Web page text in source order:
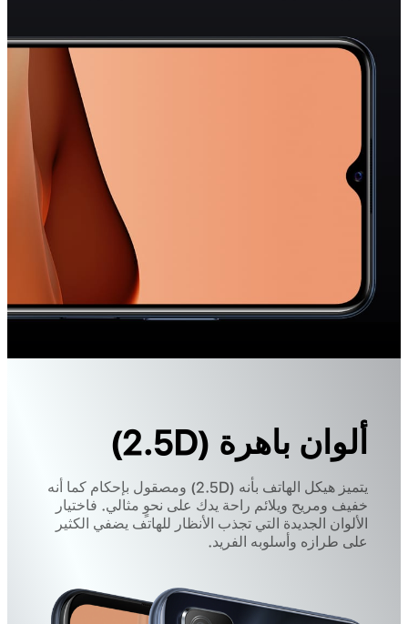
ألوان باهرة (2.5D)
يتميز هيكل الهاتف بأنه (2.5D) ومصقول بإحكام كما أنه
خفيف ومريح ويلائم راحة يدك على نحوٍ مثالي. فاختيار
الألوان الجديدة التي تجذب الأنظار للهاتف يضفي الكثير
على طرازه وأسلوبه الفريد.